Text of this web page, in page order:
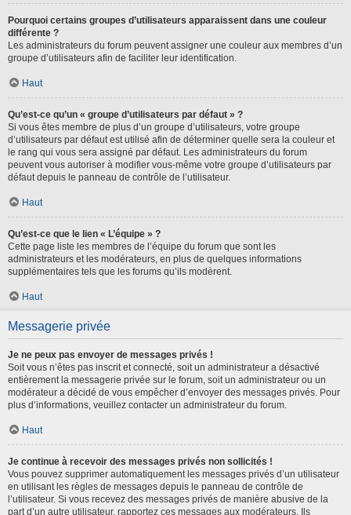
Pourquoi certains groupes d’utilisateurs apparaissent dans une couleur
différente ?
Les administrateurs du forum peuvent assigner une couleur aux membres d’un
groupe d’utilisateurs afin de faciliter leur identification.
Haut
Qu’est-ce qu’un « groupe d’utilisateurs par défaut » ?
Si vous êtes membre de plus d’un groupe d’utilisateurs, votre groupe
d’utilisateurs par défaut est utilisé afin de déterminer quelle sera la couleur et
le rang qui vous sera assigné par défaut. Les administrateurs du forum
peuvent vous autoriser à modifier vous-même votre groupe d’utilisateurs par
défaut depuis le panneau de contrôle de l’utilisateur.
Haut
Qu’est-ce que le lien « L’équipe » ?
Cette page liste les membres de l’équipe du forum que sont les
administrateurs et les modérateurs, en plus de quelques informations
supplémentaires tels que les forums qu’ils modèrent.
Haut
Messagerie privée
Je ne peux pas envoyer de messages privés !
Soit vous n’êtes pas inscrit et connecté, soit un administrateur a désactivé
entièrement la messagerie privée sur le forum, soit un administrateur ou un
modérateur a décidé de vous empêcher d’envoyer des messages privés. Pour
plus d’informations, veuillez contacter un administrateur du forum.
Haut
Je continue à recevoir des messages privés non sollicités !
Vous pouvez supprimer automatiquement les messages privés d’un utilisateur
en utilisant les règles de messages depuis le panneau de contrôle de
l’utilisateur. Si vous recevez des messages privés de manière abusive de la
part d’un autre utilisateur, rapportez ces messages aux modérateurs. Ils